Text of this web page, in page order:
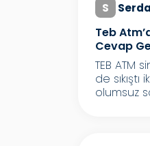
S
Teb
Cevap
TEB ATM
de
olumsuz